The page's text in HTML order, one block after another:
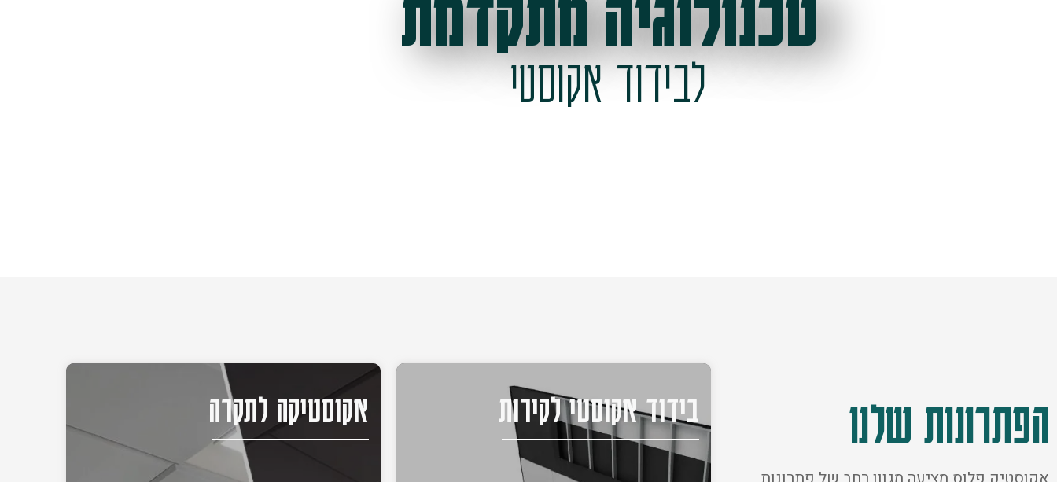
טכנולוגיה מתקדמת
לבידוד אקוסטי
הפתרונות שלנו בידוד אקוסטי לקירות אקוסטיקה לתקרה